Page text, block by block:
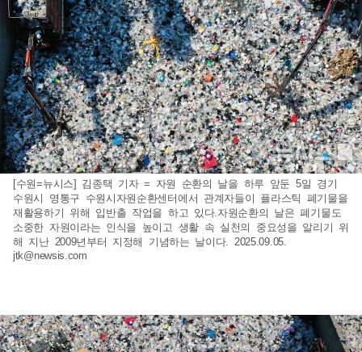
[수원=뉴시스] 김종택 기자 = 자원 순환의 날을 하루 앞둔 5일 경기
수원시 영통구 수원시자원순환센터에서 관계자들이 플라스틱 폐기물을
재활용하기 위해 입반출 작업을 하고 있다.자원순환의 날은 폐기물도
소중한 자원이라는 인식을 높이고 생활 속 실천의 중요성을 알리기 위
해 지난 2009년부터 지정해 기념하는 날이다. 2025.09.05.
jtk@newsis.com